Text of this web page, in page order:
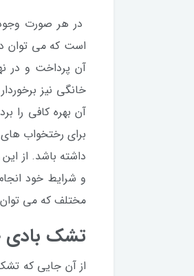
در هر صورت
است که می توان
آن پرداخت و در
خانگی نیز
آن بهره کافی را
برای رختخواب های
داشته باشد. از
و شرایط خود
مختلف که می توان
تشک بادی
از آن جایی که